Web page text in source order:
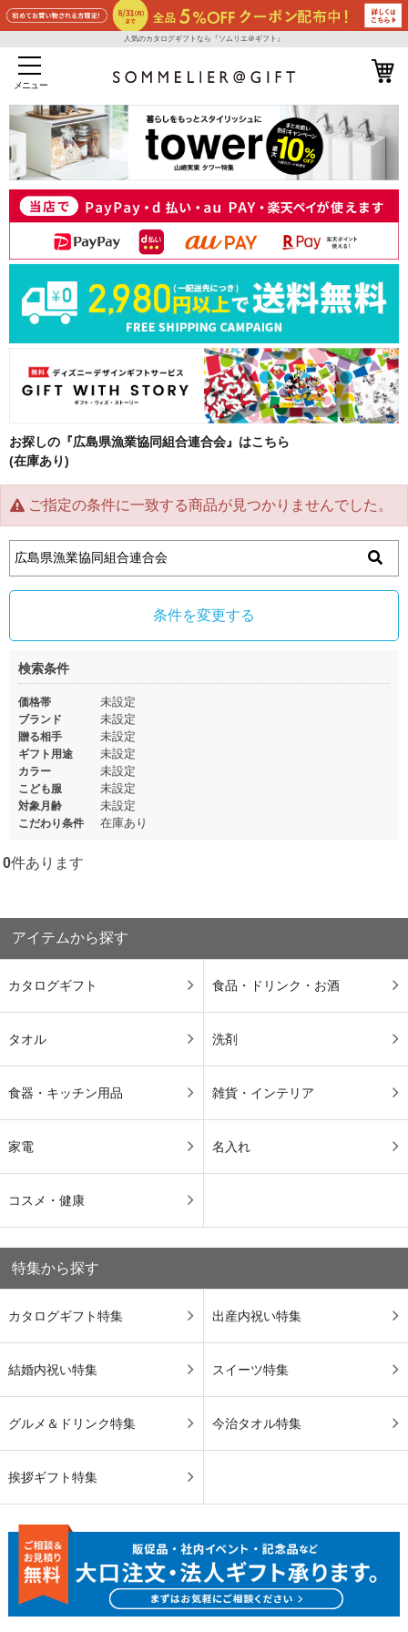
人気のカタログギフトなら『ソムリエ＠ギフト』
メニュー
お探しの『広島県漁業協同組合連合会』はこちら
(在庫あり)
ご指定の条件に一致する商品が見つかりませんでした。
条件を変更する
検索条件
価格帯 未設定
ブランド 未設定
贈る相手 未設定
ギフト用途 未設定
カラー 未設定
こども服 未設定
対象月齢 未設定
こだわり条件 在庫あり
0件あります
アイテムから探す
カタログギフト 食品・ドリンク・お酒
タオル 洗剤
食器・キッチン用品 雑貨・インテリア
家電 名入れ
コスメ・健康
特集から探す
カタログギフト特集 出産内祝い特集
結婚内祝い特集 スイーツ特集
グルメ＆ドリンク特集 今治タオル特集
挨拶ギフト特集